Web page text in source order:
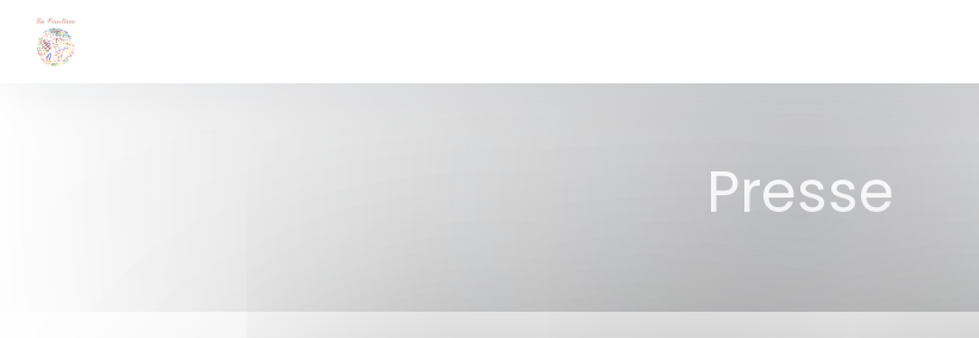
Personnalisation de vos choix en matière de cookies
Presse